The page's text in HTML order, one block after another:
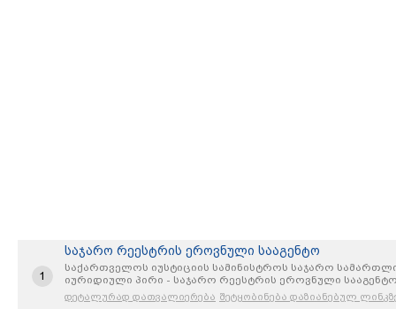
1
საჯარო რეესტრის ეროვნული სააგენტო
საქართველოს იუსტიციის სამინისტროს საჯარო
იურიდიული პირი - საჯარო რეესტრის ეროვნული
დეტალურად დათვალიერება შეტყობინება დაზიანებულ